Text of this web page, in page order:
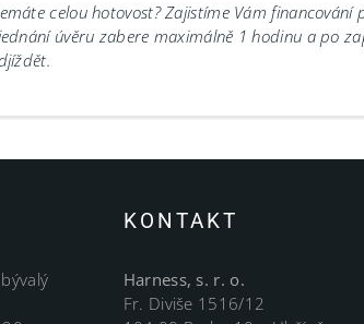
celou hotovost? Zajistíme Vám
úvěru zabere maximálně 1 hodinu a po
KONTAKT
Harness, s. r. o.
Fr. Diviše 1516/12